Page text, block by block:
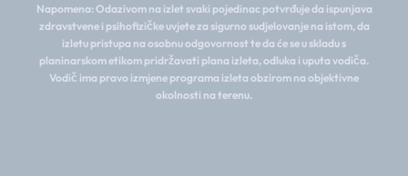
Napomena: Odazivom na izlet svaki pojedinac potvrđuje da ispunjava
zdravstvene i psihofizičke uvjete za sigurno sudjelovanje na istom, da
izletu pristupa na osobnu odgovornost te da će se u skladu s
planinarskom etikom pridržavati plana izleta, odluka i uputa vodiča.
Vodič ima pravo izmjene programa izleta obzirom na objektivne
okolnosti na terenu.